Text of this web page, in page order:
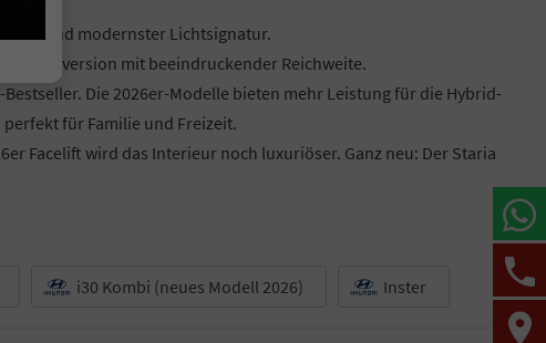
und modernster Lichtsignatur.
Elektroversion mit beeindruckender Reichweite.
Bestseller. Die 2026er-Modelle bieten mehr Leistung für die Hybrid-
für Familie und Freizeit.
Facelift wird das Interieur noch luxuriöser. Ganz neu: Der Staria
i30 Kombi (neues Modell 2026) Inster